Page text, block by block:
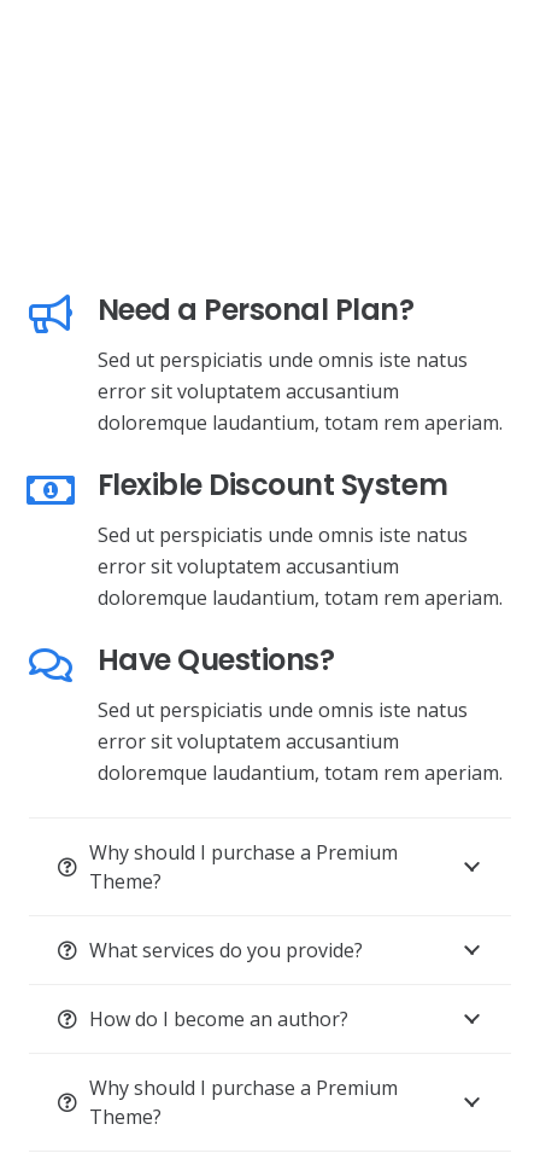
Need a Personal Plan?
Sed ut perspiciatis unde omnis iste natus
error sit voluptatem accusantium
doloremque laudantium, totam rem aperiam.
Flexible Discount System
Sed ut perspiciatis unde omnis iste natus
error sit voluptatem accusantium
doloremque laudantium, totam rem aperiam.
Have Questions?
Sed ut perspiciatis unde omnis iste natus
error sit voluptatem accusantium
doloremque laudantium, totam rem aperiam.
Why should I purchase a Premium
Theme?
What services do you provide?
How do I become an author?
Why should I purchase a Premium
Theme?